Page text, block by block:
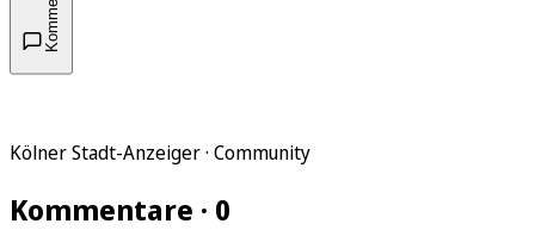
Kölner Stadt-Anzeiger · Community
Kommentare · 0